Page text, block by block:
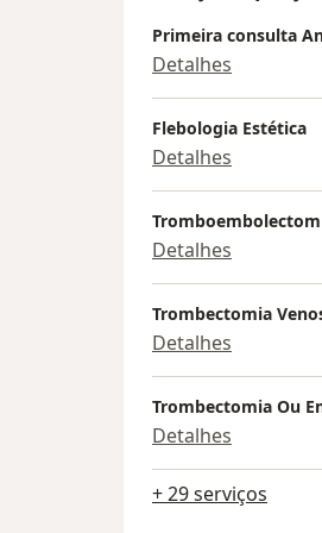
Primeira consulta
Detalhes
Flebologia Estética
Detalhes
Detalhes
Trombectomia
Detalhes
Trombectomia Ou
Detalhes
+ 29 serviços